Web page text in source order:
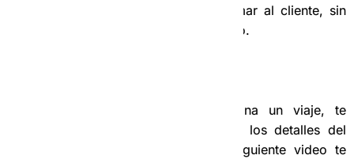
recogida para que ella pueda confirmar al cliente, sin
este dato no podrá otorgarte el servicio.
Una vez que la operadora te asigna un viaje, te
enviamos el vale donde están todos los detalles del
servicio que debes realizar. En el siguiente video te